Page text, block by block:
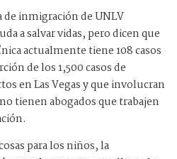
inmigración de UNLV
a salvar vidas, pero dicen que
actualmente tiene 108 casos
de los 1,500 casos de
en Las Vegas y que involucran
tienen abogados que trabajen
para los niños, la